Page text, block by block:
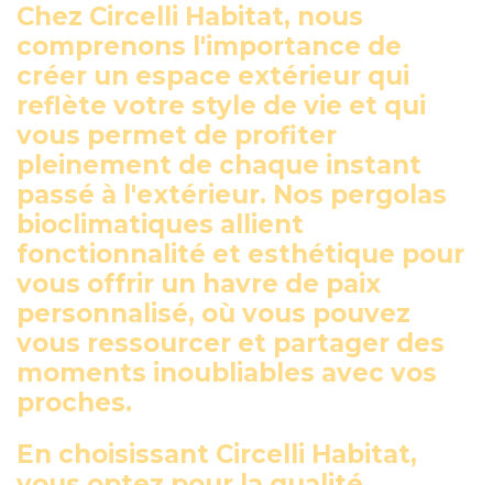
Chez Circelli Habitat, nous
comprenons l'importance de
créer un espace extérieur qui
reflète votre style de vie et qui
vous permet de profiter
pleinement de chaque instant
passé à l'extérieur. Nos pergolas
bioclimatiques allient
fonctionnalité et esthétique pour
vous offrir un havre de paix
personnalisé, où vous pouvez
vous ressourcer et partager des
moments inoubliables avec vos
proches.
En choisissant Circelli Habitat,